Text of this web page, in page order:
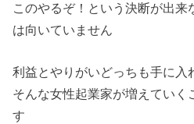
このやるぞ！という決断が出来
は向いていません
利益とやりがいどっちも手に入
そんな女性起業家が増えていく
す